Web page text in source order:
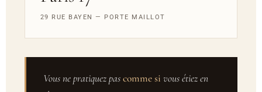
29 RUE BAYEN — PORTE MAILLOT
Vous ne pratiquez pascomme si vous étiez en